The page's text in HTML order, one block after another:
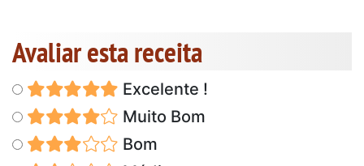
Avaliar esta receita
Excelente !
Muito Bom
Bom